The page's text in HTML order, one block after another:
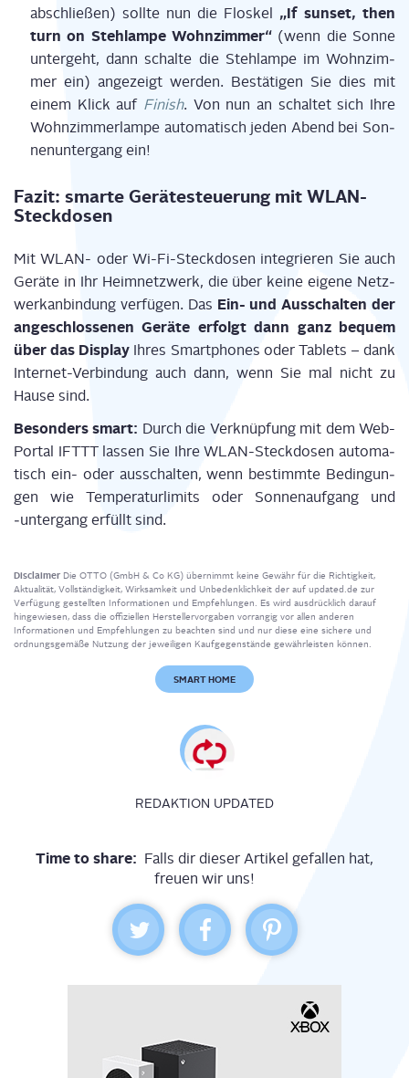
abschlie­ßen) soll­te nun die Flos­kel „If sun­set, then
turn on Steh­lam­pe Wohn­zim­mer“ (wenn die Son­ne
unter­geht, dann schal­te die Steh­lam­pe im Wohn­zim­
mer ein) ange­zeigt wer­den. Bestä­ti­gen Sie dies mit
einem Klick auf Finish. Von nun an schal­tet sich Ihre
Wohn­zim­mer­lam­pe auto­ma­tisch jeden Abend bei Son­
nen­un­ter­gang ein!
Fazit: smar­te Gerä­te­steue­rung mit WLAN-
Steckdosen
Mit WLAN- oder Wi-Fi-Steck­do­sen inte­grie­ren Sie auch
Gerä­te in Ihr Heim­netz­werk, die über kei­ne eige­ne Netz­
werk­an­bin­dung ver­fü­gen. Das Ein- und Aus­schal­ten der
ange­schlos­se­nen Gerä­te erfolgt dann ganz bequem
über das Dis­play Ihres Smart­phones oder Tablets – dank
Inter­net-Ver­bin­dung auch dann, wenn Sie mal nicht zu
Hau­se sind.
Beson­ders smart: Durch die Ver­knüp­fung mit dem Web-
Por­tal IFTTT las­sen Sie Ihre WLAN-Steck­do­sen auto­ma­
tisch ein- oder aus­schal­ten, wenn bestimm­te Bedin­gun­
gen wie Tem­pe­ra­tur­li­mits oder Son­nen­auf­gang und
‑unter­gang erfüllt sind.
Disclaimer Die OTTO (GmbH & Co KG) übernimmt keine Gewähr für die Richtigkeit,
Aktualität, Vollständigkeit, Wirksamkeit und Unbedenklichkeit der auf updated.de zur
Verfügung gestellten Informationen und Empfehlungen. Es wird ausdrücklich darauf
hingewiesen, dass die offiziellen Herstellervorgaben vorrangig vor allen anderen
Informationen und Empfehlungen zu beachten sind und nur diese eine sichere und
ordnungsgemäße Nutzung der jeweiligen Kaufgegenstände gewährleisten können.
SMART HOME
REDAKTION UPDATED
Time to share: Falls dir dieser Artikel gefallen hat,
freuen wir uns!